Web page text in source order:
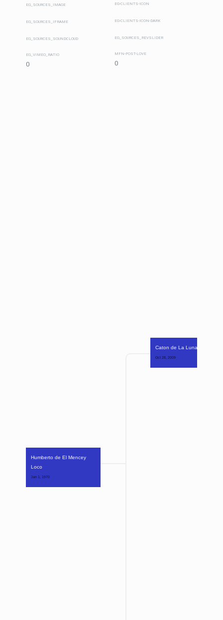
EG_SOURCES_IMAGE
EG_SOURCES_IFRAME
EG_SOURCES_SOUNDCLOUD
EG_VIMEO_RATIO
0
EG-CLIENTS-ICON
EG-CLIENTS-ICON-DARK
EG_SOURCES_REVSLIDER
MFN-POST-LOVE
0
Humberto de El Mencey
Loco
Jan 1, 1970
Caton de La Luna Oscura
Oct 28, 2009